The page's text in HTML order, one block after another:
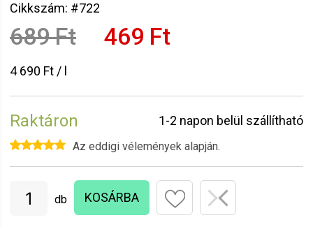
Cikkszám: #722
689 Ft 469 Ft
4 690 Ft / l
Raktáron 1-2 napon belül szállítható
Az eddigi vélemények alapján.
db KOSÁRBA